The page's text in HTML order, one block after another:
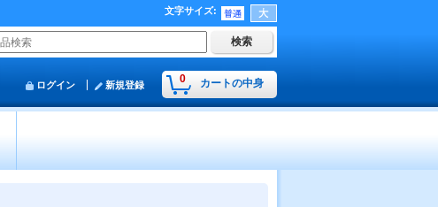
文字サイズ:
0 カートの中身
ログイン 新規登録